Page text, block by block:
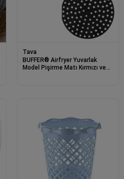
Tava
BUFFER® Airfryer Yuvarlak
Model Pişirme Matı Kırmızı ve